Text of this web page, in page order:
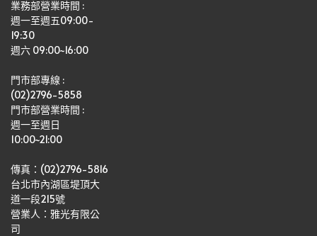
業務部營業時間 :
週一至週五09:00-
19:30
週六 09:00~16:00
門市部專線 :
(02)2796-5858
門市部營業時間 :
週一至週日
10:00~21:00
傳真：(02)2796-5816
台北市內湖區堤頂大
道一段215號
營業人：雅光有限公
司